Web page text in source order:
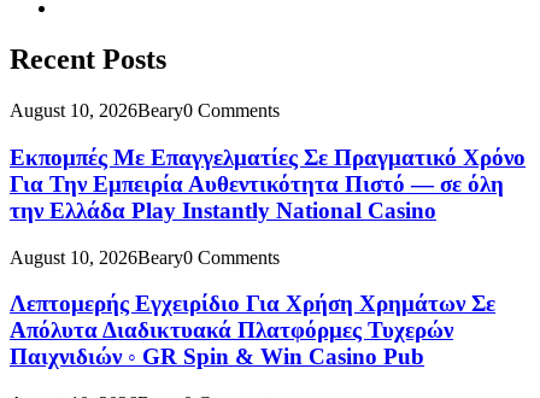
Recent Posts
August 10, 2026Beary0 Comments
Εκπομπές Με Επαγγελματίες Σε Πραγματικό Χρόνο
Για Την Εμπειρία Αυθεντικότητα Πιστό — σε όλη
την Ελλάδα Play Instantly National Casino
August 10, 2026Beary0 Comments
Λεπτομερής Εγχειρίδιο Για Χρήση Χρημάτων Σε
Απόλυτα Διαδικτυακά Πλατφόρμες Τυχερών
Παιχνιδιών ◦ GR Spin & Win Casino Pub